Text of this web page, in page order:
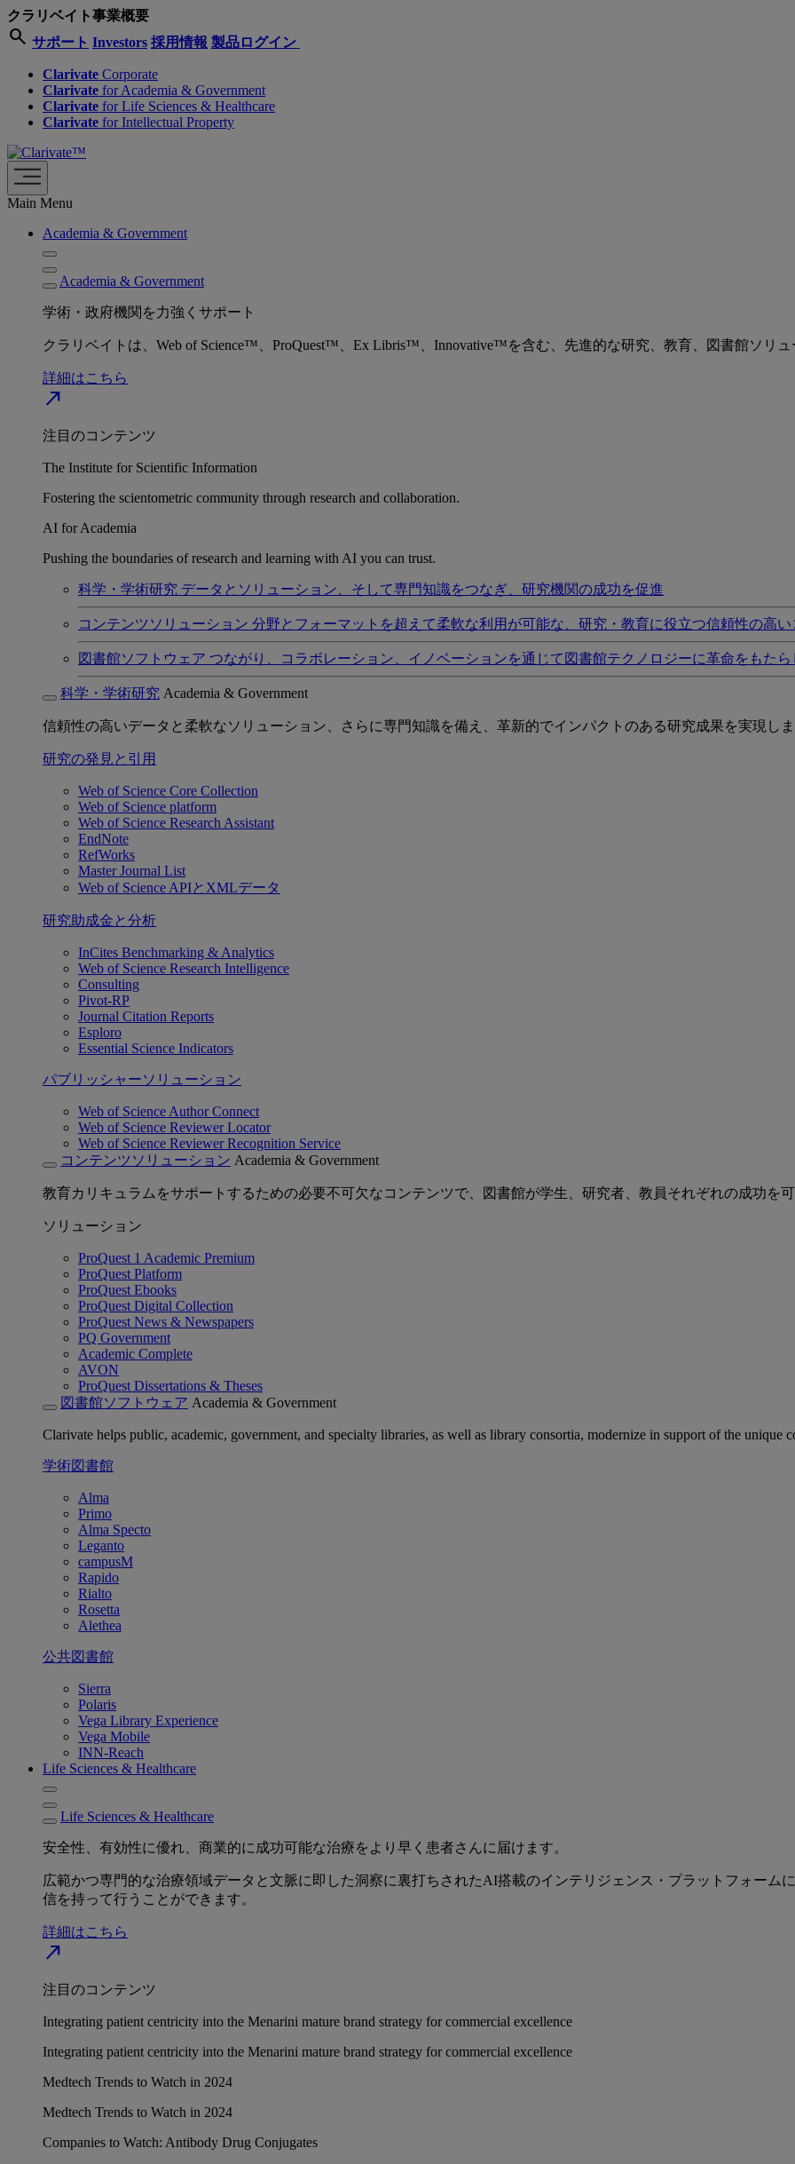
クラリベイト事業概要
search サポート Investors 採用情報 製品ログイン
Clarivate Corporate
Clarivate for Academia & Government
Clarivate for Life Sciences & Healthcare
Clarivate for Intellectual Property
Main Menu
Academia & Government
Academia & Government
学術・政府機関を力強くサポート
クラリベイトは、Web of Science™、ProQuest™、Ex Libris™、Innovative™を含む、先進的な研究、教育、図書館ソリュ
詳細はこちら
north_east
注目のコンテンツ
The Institute for Scientific Information
Fostering the scientometric community through research and collaboration.
AI for Academia
Pushing the boundaries of research and learning with AI you can trust.
科学・学術研究 データとソリューション、そして専門知識をつなぎ、研究機関の成功を促進
コンテンツソリューション 分野とフォーマットを超えて柔軟な利用が可能な、研究・教育に役立つ信頼性の高い
図書館ソフトウェア つながり、コラボレーション、イノベーションを通じて図書館テクノロジーに革命をもたら
科学・学術研究 Academia & Government
信頼性の高いデータと柔軟なソリューション、さらに専門知識を備え、革新的でインパクトのある研究成果を実現しま
研究の発見と引用
Web of Science Core Collection
Web of Science platform
Web of Science Research Assistant
EndNote
RefWorks
Master Journal List
Web of Science APIとXMLデータ
研究助成金と分析
InCites Benchmarking & Analytics
Web of Science Research Intelligence
Consulting
Pivot-RP
Journal Citation Reports
Esploro
Essential Science Indicators
パブリッシャーソリューション
Web of Science Author Connect
Web of Science Reviewer Locator
Web of Science Reviewer Recognition Service
コンテンツソリューション Academia & Government
教育カリキュラムをサポートするための必要不可欠なコンテンツで、図書館が学生、研究者、教員それぞれの成功を
ソリューション
ProQuest 1 Academic Premium
ProQuest Platform
ProQuest Ebooks
ProQuest Digital Collection
ProQuest News & Newspapers
PQ Government
Academic Complete
AVON
ProQuest Dissertations & Theses
図書館ソフトウェア Academia & Government
Clarivate helps public, academic, government, and specialty libraries, as well as library consortia, modernize in support of the unique
学術図書館
Alma
Primo
Alma Specto
Leganto
campusM
Rapido
Rialto
Rosetta
Alethea
公共図書館
Sierra
Polaris
Vega Library Experience
Vega Mobile
INN-Reach
Life Sciences & Healthcare
Life Sciences & Healthcare
安全性、有効性に優れ、商業的に成功可能な治療をより早く患者さんに届けます。
広範かつ専門的な治療領域データと文脈に即した洞察に裏打ちされたAI搭載のインテリジェンス・プラットフォーム
信を持って行うことができます。
詳細はこちら
north_east
注目のコンテンツ
Integrating patient centricity into the Menarini mature brand strategy for commercial excellence
Integrating patient centricity into the Menarini mature brand strategy for commercial excellence
Medtech Trends to Watch in 2024
Medtech Trends to Watch in 2024
Companies to Watch: Antibody Drug Conjugates